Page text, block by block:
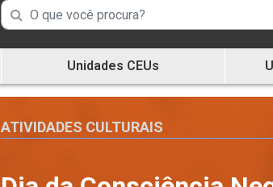
Campo
de
de
informações
Campo
de
Busca
informações
Unidades CEUs
ATIVIDADES CULTURAIS